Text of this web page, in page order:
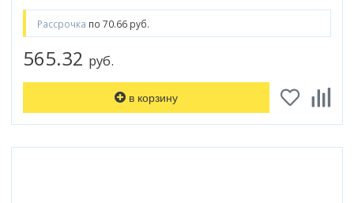
Рассрочка по 70.66 руб.
565.32 руб.
в корзину